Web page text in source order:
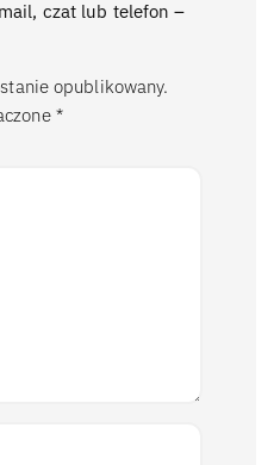
czat lub telefon –
opublikowany.
*